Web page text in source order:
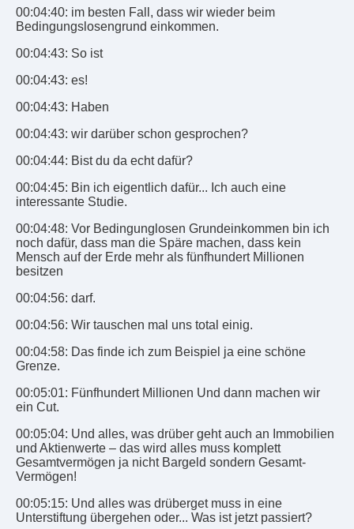
00:04:40: im besten Fall, dass wir wieder beim
Bedingungslosengrund einkommen.
00:04:43: So ist
00:04:43: es!
00:04:43: Haben
00:04:43: wir darüber schon gesprochen?
00:04:44: Bist du da echt dafür?
00:04:45: Bin ich eigentlich dafür... Ich auch eine
interessante Studie.
00:04:48: Vor Bedingunglosen Grundeinkommen bin ich
noch dafür, dass man die Späre machen, dass kein
Mensch auf der Erde mehr als fünfhundert Millionen
besitzen
00:04:56: darf.
00:04:56: Wir tauschen mal uns total einig.
00:04:58: Das finde ich zum Beispiel ja eine schöne
Grenze.
00:05:01: Fünfhundert Millionen Und dann machen wir
ein Cut.
00:05:04: Und alles, was drüber geht auch an Immobilien
und Aktienwerte – das wird alles muss komplett
Gesamtvermögen ja nicht Bargeld sondern Gesamt-
Vermögen!
00:05:15: Und alles was drüberget muss in eine
Unterstiftung übergehen oder... Was ist jetzt passiert?